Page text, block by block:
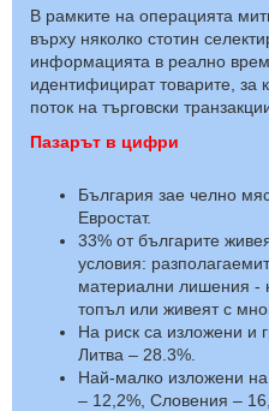
В рамките на операцията
върху няколко стотин
информацията в реално
идентифицират товарите,
поток на търговски
Пазарът в цифри
България зае челно
Евростат.
33% от българите
условия:
материални лишения -
топъл или живеят с
На риск са изложени и
Литва – 28.3%.
Най-малко изложени на
– 12,2%, Словения –